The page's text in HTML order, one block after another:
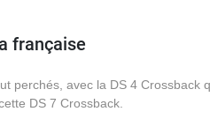
française
perchés, avec la DS 4 Crossback
DS 7 Crossback.